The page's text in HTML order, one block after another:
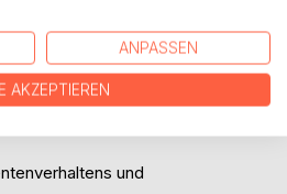
Sichtweise14
neue Prämisse für den
und
ANPASSEN
AKZEPTIEREN